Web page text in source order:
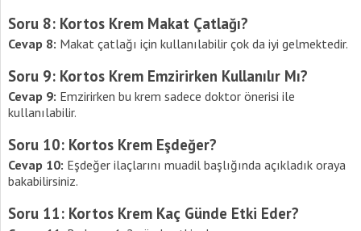
Soru 8: Kortos Krem Makat Çatlağı?
Cevap 8: Makat çatlağı için kullanılabilir çok da iyi gelmektedir.
Soru 9: Kortos Krem Emzirirken Kullanılır Mı?
Cevap 9: Emzirirken bu krem sadece doktor önerisi ile
kullanılabilir.
Soru 10: Kortos Krem Eşdeğer?
Cevap 10: Eşdeğer ilaçlarını muadil başlığında açıkladık oraya
bakabilirsiniz.
Soru 11: Kortos Krem Kaç Günde Etki Eder?